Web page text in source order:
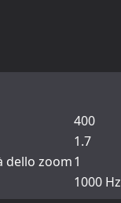
400
1.7
dello zoom1
1000 Hz